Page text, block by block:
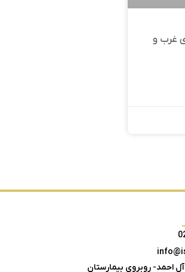
غرب و
احمد- روبروی بیمارستان